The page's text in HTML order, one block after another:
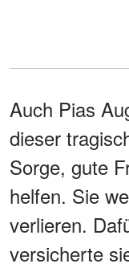
Auch Pias
dieser
Sorge, gute
helfen. Sie
verlieren.
versicherte